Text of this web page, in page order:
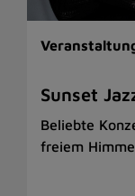
Sunset
Beliebte
freiem